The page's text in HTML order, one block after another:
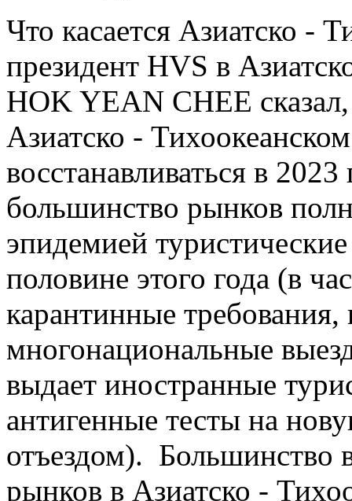
Что касается Азиатско -
президент HVS в
HOK YEAN CHEE
Азиатско -
восстанавливаться в
большинство рынков
эпидемией
половине этого года (в
карантинные требования,
многонациональные
выдает иностранные
антигенные тесты на
отъездом). Большинство
рынков в Азиатско -